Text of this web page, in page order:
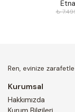
verecek zamansız
₺
Ren, evinize
Kurumsal
Hakkımızda